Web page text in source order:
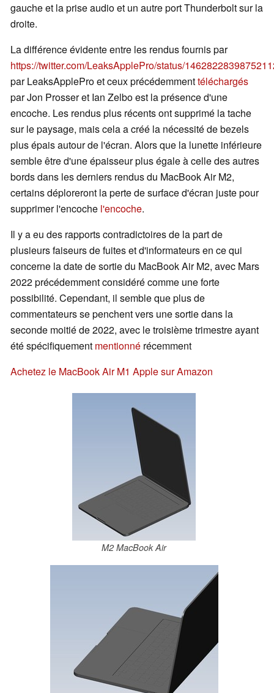
gauche et la prise audio et un autre port Thunderbolt sur la
droite.
La différence évidente entre les rendus fournis par
https://twitter.com/LeaksApplePro/status/
par LeaksApplePro et ceux précédemmenttéléchargés
par Jon Prosser et Ian Zelbo est la présence d'une
encoche. Les rendus plus récents ont supprimé la tache
sur le paysage, mais cela a créé la nécessité de bezels
plus épais autour de l'écran. Alors que la lunette inférieure
semble être d'une épaisseur plus égale à celle des autres
bords dans les derniers rendus du MacBook Air M2,
certains déploreront la perte de surface d'écran juste pour
supprimer l'encoche l'encoche.
Il y a eu des rapports contradictoires de la part de
plusieurs faiseurs de fuites et d'informateurs en ce qui
concerne la date de sortie du MacBook Air M2, avec Mars
2022 précédemment considéré comme une forte
possibilité. Cependant, il semble que plus de
commentateurs se penchent vers une sortie dans la
seconde moitié de 2022, avec le troisième trimestre ayant
été spécifiquement mentionné récemment
Achetez le MacBook Air M1 Apple sur Amazon
M2 MacBook Air